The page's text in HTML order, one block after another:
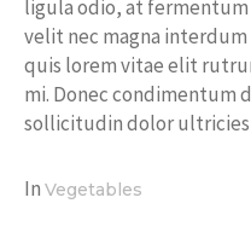
ligula odio, at fermentum
velit nec magna
quis lorem vitae elit
mi. Donec condimentum
sollicitudin dolor ultricies
In Vegetables